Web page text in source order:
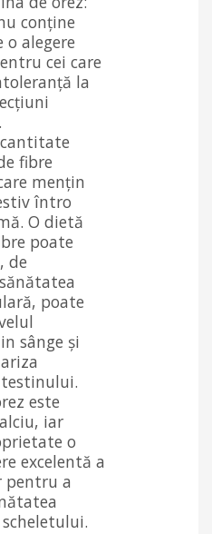
conține
o alegere
cei care
la
cantitate
fibre
mențin
întro
O dietă
poate
de
poate
sânge și
este
iar
o
excelentă a
pentru a